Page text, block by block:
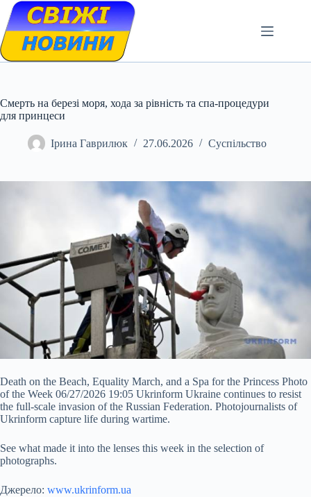
Skip
content
Смерть на березі моря, хода за рівність та спа-процедури
для принцеси
Ірина Гаврилюк 27.06.2026 Суспільство
Death on the Beach, Equality March, and a Spa for the Princess Photo
of the Week 06/27/2026 19:05 Ukrinform Ukraine continues to resist
the full-scale invasion of the Russian Federation. Photojournalists of
Ukrinform capture life during wartime.
See what made it into the lenses this week in the selection of
photographs.
Джерело: www.ukrinform.ua